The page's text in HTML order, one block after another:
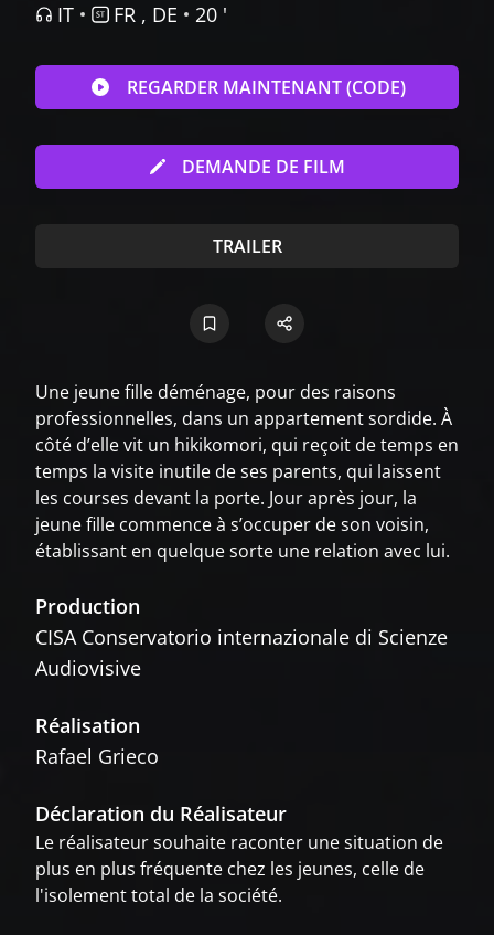
IT FR , DE 20 '
REGARDER MAINTENANT (CODE)
DEMANDE DE FILM
TRAILER
Une jeune fille déménage, pour des raisons
professionnelles, dans un appartement sordide. À
côté d’elle vit un hikikomori, qui reçoit de temps en
temps la visite inutile de ses parents, qui laissent
les courses devant la porte. Jour après jour, la
jeune fille commence à s’occuper de son voisin,
établissant en quelque sorte une relation avec lui.
Production
CISA Conservatorio internazionale di Scienze
Audiovisive
Réalisation
Rafael Grieco
Déclaration du Réalisateur
Le réalisateur souhaite raconter une situation de
plus en plus fréquente chez les jeunes, celle de
l'isolement total de la société.